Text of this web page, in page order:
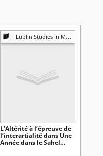
Lublin Studies in Modern Languages and Literature
L’Altérité à l’épreuve de
l’interartialité dans Une
Année dans le Sahel